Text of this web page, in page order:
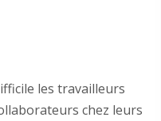
les travailleurs
chez leurs